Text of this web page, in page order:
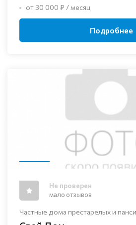
от 30 000 ₽ / месяц
Подробнее
Частные дома престарелых и
Не проверен
мало отзывов